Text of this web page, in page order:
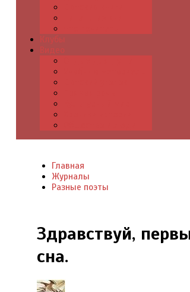
Клубы
Видео
Главная
Журналы
Разные поэты
Здравствуй,
сна.